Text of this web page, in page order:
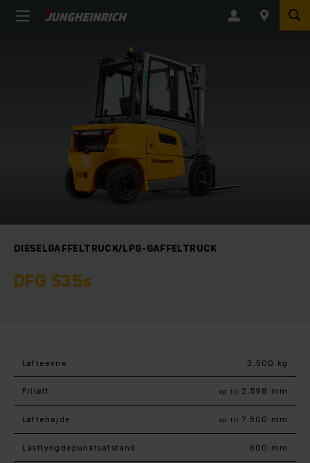
DIESELGAFFELTRUCK/LPG-GAFFELTRUCK
DFG S35s
Løfteevne 3.500 kg
Friløft op til 2.598 mm
Løftehøjde op til 7.500 mm
Lasttyngdepunktsafstand 600 mm